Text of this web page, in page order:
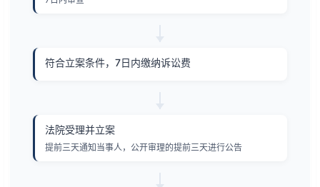
符合立案条件，7日内缴纳诉讼费
法院受理并立案
提前三天通知当事人，公开审理的提前三天进行公告